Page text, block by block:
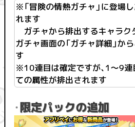
※「冒険の情熱ガチャ」に登場
れます
ガチャから排出するキャラク
ガチャ画面の「ガチャ詳細」か
す
※10連目は確定ですが、1〜9連
ての属性が排出されます
・限定パックの追加